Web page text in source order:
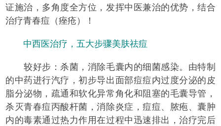
证施治，多角度全方位，发挥中医兼治的优势，结合
治疗青春痘（痤疮）！
中西医治疗，五大步骤美肤祛痘
较好步：杀菌，消除毛囊内的细菌感染。由特制
的中药进行汽疗，初步导出面部痘痘内过度分泌的皮
脂分泌物，疏通和软化异常角化和阻塞的毛囊导管，
杀灭青春痘丙酸杆菌，消除炎症，痘痘、脓疱、囊肿
内的毒素通过热力作用在过程中迅速排出，治疗完后